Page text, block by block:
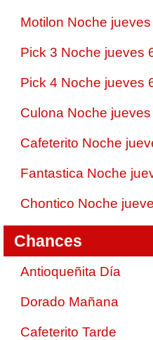
Motilon Noche
Pick 3 Noche jueves
Pick 4 Noche jueves
Culona Noche
Cafeterito Noche
Fantastica Noche
Chontico Noche
Chances
Antioqueñita Día
Dorado Mañana
Cafeterito Tarde